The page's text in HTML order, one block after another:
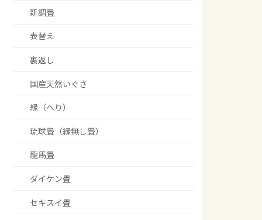
新調畳
表替え
裏返し
国産天然いぐさ
縁（へり）
琉球畳（縁無し畳）
龍馬畳
ダイケン畳
セキスイ畳